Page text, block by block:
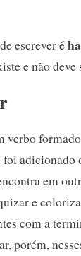
de escrever é
e não deve
verbo
adicionado
em
e
com a
porém,